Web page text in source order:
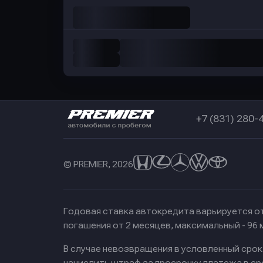
+7 (831) 280-
© PREMIER, 2026
Годовая ставка автокредита варьируется
погашения от 2 месяцев, максимальный - 96
В случае невозвращения в условленный